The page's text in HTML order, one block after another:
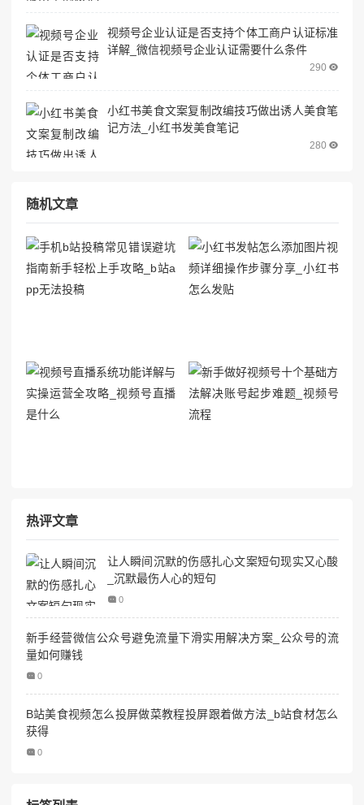
视频号企业认证是否支持个体工商户认证标准
详解_微信视频号企业认证需要什么条件
290
小红书美食文案复制改编技巧做出诱人美食笔
记方法_小红书发美食笔记
280
随机文章
热评文章
让人瞬间沉默的伤感扎心文案短句现实又心酸
_沉默最伤人心的短句
0
新手经营微信公众号避免流量下滑实用解决方案_公众号的流
量如何赚钱
0
B站美食视频怎么投屏做菜教程投屏跟着做方法_b站食材怎么
获得
0